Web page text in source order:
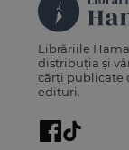
Librăriile
distribuția și
cărți publicate
edituri.